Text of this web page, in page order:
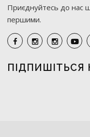
Приєднуйтесь до нас
першими.